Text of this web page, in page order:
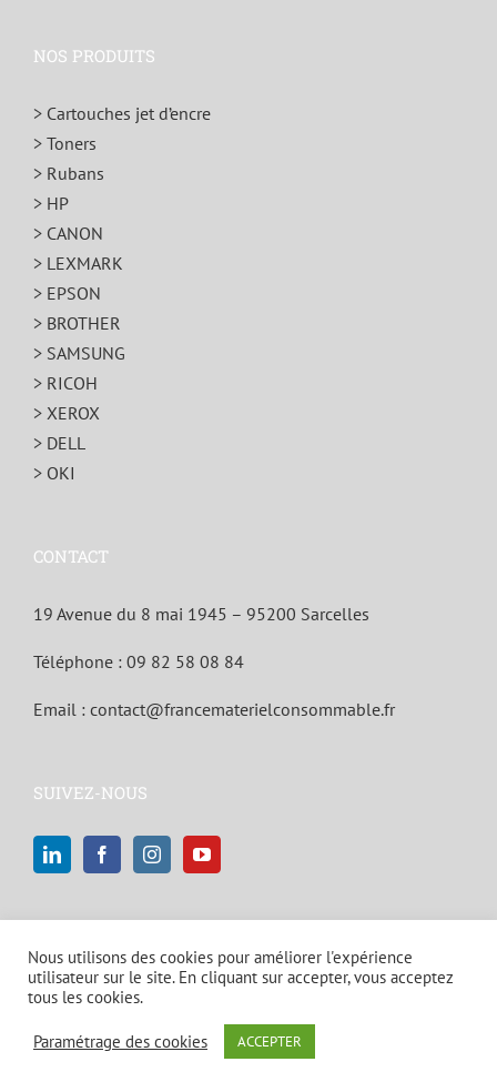
NOS PRODUITS
> Cartouches jet d’encre
> Toners
> Rubans
> HP
> CANON
> LEXMARK
> EPSON
> BROTHER
> SAMSUNG
> RICOH
> XEROX
> DELL
> OKI
CONTACT
19 Avenue du 8 mai 1945 – 95200 Sarcelles
Téléphone : 09 82 58 08 84
Email : contact@francematerielconsommable.fr
SUIVEZ-NOUS
© Copyright 2021 | Tous droits réservés |Mentions légales et politique
de confidentialité
Nous utilisons des cookies pour améliorer l'expérience
utilisateur sur le site. En cliquant sur accepter, vous acceptez
tous les cookies.
Paramétrage des cookies ACCEPTER